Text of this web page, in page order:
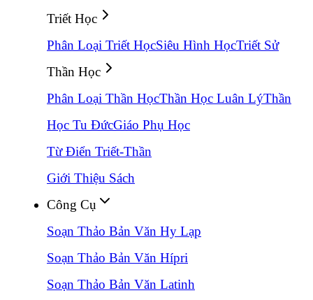
Triết Học
Phân Loại Triết HọcSiêu Hình HọcTriết Sử
Thần Học
Phân Loại Thần HọcThần Học Luân LýThần
Học Tu ĐứcGiáo Phụ Học
Từ Điển Triết-Thần
Giới Thiệu Sách
Công Cụ
Soạn Thảo Bản Văn Hy Lạp
Soạn Thảo Bản Văn Hípri
Soạn Thảo Bản Văn Latinh